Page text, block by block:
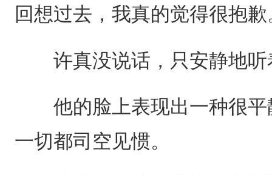
回想过去，我真的觉得很抱歉
许真没说话，只安静地听
他的脸上表现出一种很平
一切都司空见惯。